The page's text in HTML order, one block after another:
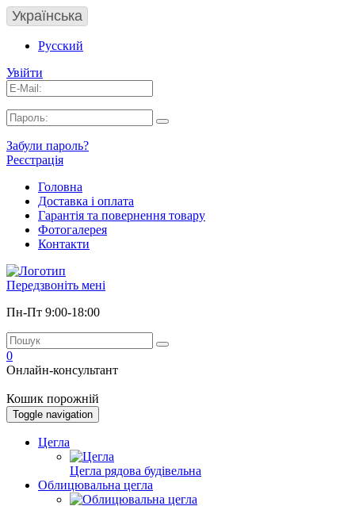
Українська
Русский
Увійти
Забули пароль?
Реєстрація
Головна
Доставка і оплата
Гарантія та повернення товару
Фотогалерея
Контакти
Передзвоніть мені
Пн-Пт 9:00-18:00
0
Онлайн-консультант
Кошик порожній
Toggle navigation
Цегла
Цегла рядова будівельна
Облицювальна цегла